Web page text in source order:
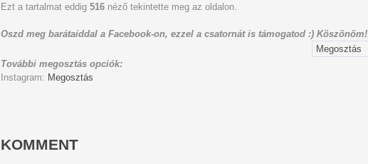
Ezt a tartalmat eddig 516 néző tekintette meg az oldalon.
Oszd meg barátaiddal a Facebook-on, ezzel a csatornát is támogatod :) Köszönöm!
Megosztás
További megosztás opciók:
Instagram: Megosztás
KOMMENT